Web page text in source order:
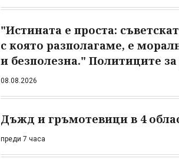
"Истината е проста:
с която разполагаме, е
и безполезна." Политиците
08.08.2026
Дъжд и гръмотевици в 4
преди 7 часа